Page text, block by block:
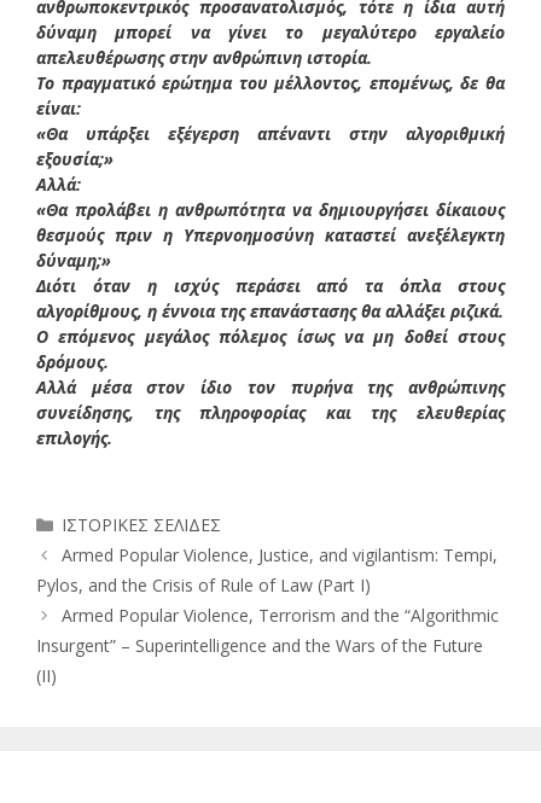
ανθρωποκεντρικός προσανατολισμός, τότε η ίδια αυτή
δύναμη μπορεί να γίνει το μεγαλύτερο εργαλείο
απελευθέρωσης στην ανθρώπινη ιστορία.
Το πραγματικό ερώτημα του μέλλοντος, επομένως, δε θα
είναι:
«Θα υπάρξει εξέγερση απέναντι στην αλγοριθμική
εξουσία;»
Αλλά:
«Θα προλάβει η ανθρωπότητα να δημιουργήσει δίκαιους
θεσμούς πριν η Υπερνοημοσύνη καταστεί ανεξέλεγκτη
δύναμη;»
Διότι όταν η ισχύς περάσει από τα όπλα στους
αλγορίθμους, η έννοια της επανάστασης θα αλλάξει ριζικά.
Ο επόμενος μεγάλος πόλεμος ίσως να μη δοθεί στους
δρόμους.
Αλλά μέσα στον ίδιο τον πυρήνα της ανθρώπινης
συνείδησης, της πληροφορίας και της ελευθερίας
επιλογής.
Κατηγορίες
ΙΣΤΟΡΙΚΕΣ ΣΕΛΙΔΕΣ
Armed Popular Violence, Justice, and vigilantism: Tempi,
Pylos, and the Crisis of Rule of Law (Part I)
Armed Popular Violence, Terrorism and the “Algorithmic
Insurgent” – Superintelligence and the Wars of the Future
(II)